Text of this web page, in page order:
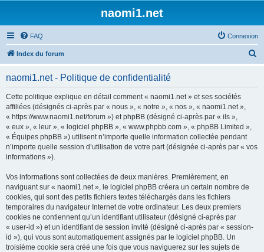
naomi1.net
FAQ Connexion
Index du forum
naomi1.net - Politique de confidentialité
Cette politique explique en détail comment « naomi1.net » et ses sociétés
affiliées (désignés ci-après par « nous », « notre », « nos », « naomi1.net »,
« https://www.naomi1.net/forum ») et phpBB (désigné ci-après par « ils »,
« eux », « leur », « logiciel phpBB », « www.phpbb.com », « phpBB Limited »,
« Équipes phpBB ») utilisent n’importe quelle information collectée pendant
n’importe quelle session d’utilisation de votre part (désignée ci-après par « vos
informations »).
Vos informations sont collectées de deux manières. Premièrement, en
naviguant sur « naomi1.net », le logiciel phpBB créera un certain nombre de
cookies, qui sont des petits fichiers textes téléchargés dans les fichiers
temporaires du navigateur Internet de votre ordinateur. Les deux premiers
cookies ne contiennent qu’un identifiant utilisateur (désigné ci-après par
« user-id ») et un identifiant de session invité (désigné ci-après par « session-
id »), qui vous sont automatiquement assignés par le logiciel phpBB. Un
troisième cookie sera créé une fois que vous naviguerez sur les sujets de